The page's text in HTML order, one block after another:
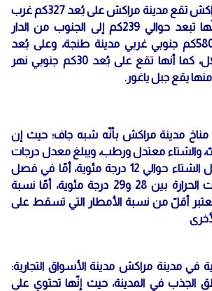
الموقع الجغرافي لمراكش تقع مدينة مراكش على بُعد 327كم غرب
مدينة الرباط، كما أنّها تبعد حوالي 239كم إلى الجنوب من الدار
البيضاء، وعلى بُعد 580كم جنوبي غربي مدينة طنجة، وعلى بُعد
196كم غربي بني ملال، كما أنها تقع على بُعد 30كم جنوبي نهر
منها يقع جبل ياغور.
مدينة مراكش بأنّه شبه جاف؛ حيث إن
والشتاء معتدل ورطب، ويبلغ معدل درجات
الحرارة فيها في فصل الشتاء حوالي 12 درجة مئوية، أمّا في فصل
الصيف فتتراوح درجات الحرارة بين 28 و29 درجة مئوية، أمّا نسبة
أقلّ من نسبة الأمطار التي تسقط على
في مدينة مراكش مدينة الأسواق التجارية:
الجذب في المدينة، حيث إنّها تحتوي على